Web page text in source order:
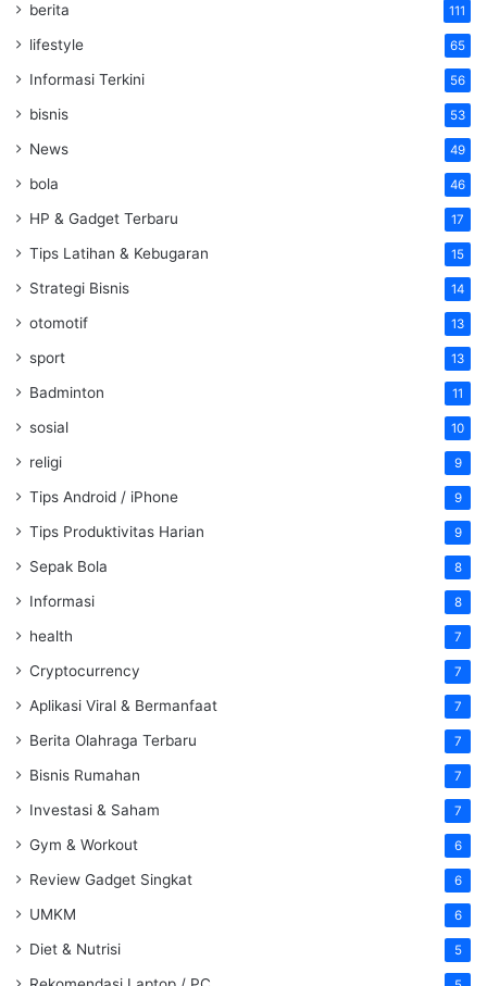
berita 111
lifestyle 65
Informasi Terkini 56
bisnis 53
News 49
bola 46
HP & Gadget Terbaru 17
Tips Latihan & Kebugaran 15
Strategi Bisnis 14
otomotif 13
sport 13
Badminton 11
sosial 10
religi 9
Tips Android / iPhone 9
Tips Produktivitas Harian 9
Sepak Bola 8
Informasi 8
health 7
Cryptocurrency 7
Aplikasi Viral & Bermanfaat 7
Berita Olahraga Terbaru 7
Bisnis Rumahan 7
Investasi & Saham 7
Gym & Workout 6
Review Gadget Singkat 6
UMKM 6
Diet & Nutrisi 5